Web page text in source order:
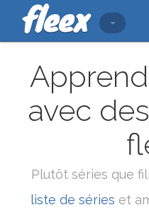
avec
Plutôt séries que
liste de séries et